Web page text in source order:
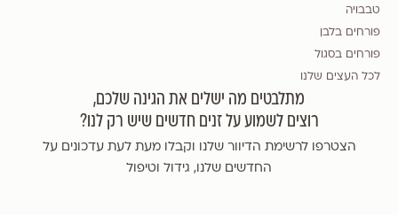
טבבויה
פורחים בלבן
פורחים בסגול
לכל העצים שלנו
מתלבטים מה ישלים את הגינה שלכם,
רוצים לשמוע על זנים חדשים שיש רק לנו?
הצטרפו לרשימת הדיוור שלנו וקבלו מעת לעת עדכונים על
החדשים שלנו, גידול וטיפול